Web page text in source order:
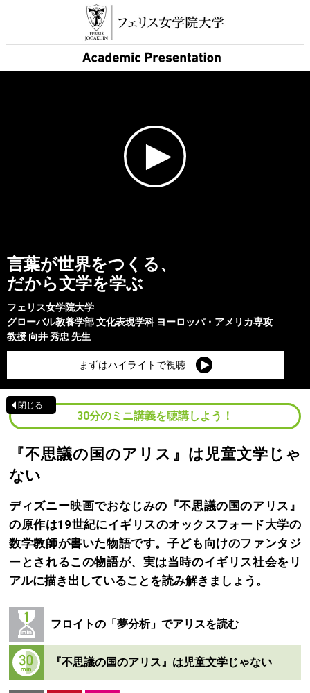
言葉が世界をつくる、
だから文学を学ぶ
フェリス女学院大学
グローバル教養学部文化表現学科 ヨーロッパ・アメリカ専攻
教授 向井 秀忠 先生
まずはハイライトで視聴
閉じる
30分のミニ講義を聴講しよう！
『不思議の国のアリス』は児童文学じゃ
ない
ディズニー映画でおなじみの『不思議の国のアリス』
の原作は19世紀にイギリスのオックスフォード大学の
数学教師が書いた物語です。子ども向けのファンタジ
ーとされるこの物語が、実は当時のイギリス社会をリ
アルに描き出していることを読み解きましょう。
フロイトの「夢分析」でアリスを読む
『不思議の国のアリス』は児童文学じゃない